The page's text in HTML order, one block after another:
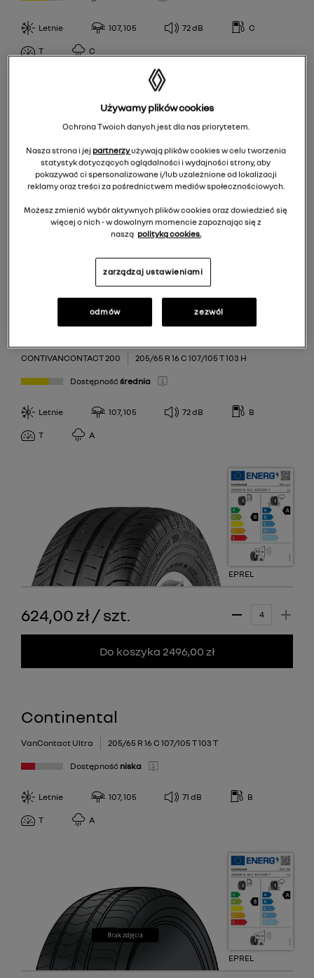
Firestone
NokianTyres
106,104
107,105
WYDAJNOŚĆ PALIWOWA
KLASA PRZYCZEPNOŚCI
C
POZIOM HAŁASU
68
69
70
71
Letnie 107, 105 72dB C
T C
EPREL
444,00 zł/szt.
Do koszyka 1776,00 zł
Continental
CONTIVANCONTACT 200 205/65 R 16 C 107/105 T 103 H
Dostępność średnia
Letnie 107, 105 72dB B
T A
EPREL
624,00 zł/szt.
Do koszyka 2496,00 zł
Continental
VanContact Ultra 205/65 R 16 C 107/105 T 103 T
Dostępność niska
Letnie 107, 105 71 dB B
T A
EPREL
Używamy plików cookies
Ochrona Twoich danych jest dla nas priorytetem.
Nasza strona i jej partnerzyużywają plików cookies w celu tworzenia
statystyk dotyczących oglądalności i wydajności strony, aby
pokazywać ci spersonalizowane i/lub uzależnione od lokalizacji
reklamy oraz treści za pośrednictwem mediów społecznościowych.
Możesz zmienić wybór aktywnych plików cookies oraz dowiedzieć się
więcej o nich - w dowolnym momencie zapoznając się z
naszą polityką cookies.
zarządzaj ustawieniami
odmów zezwól